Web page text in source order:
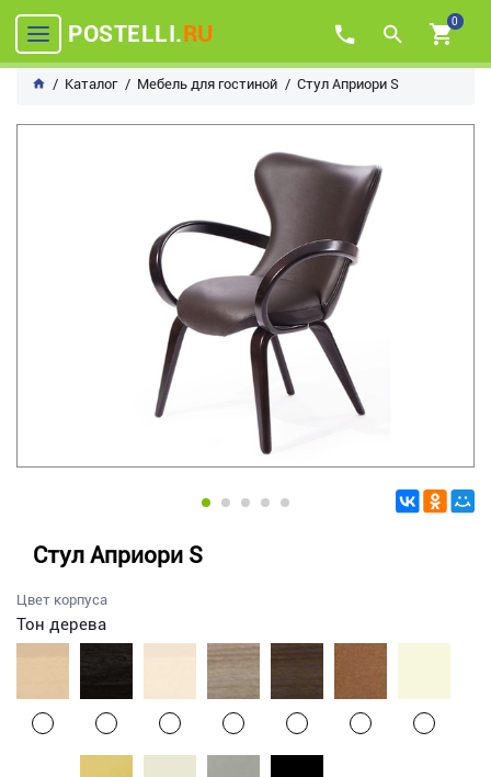
POSTELLI.RU 0
Каталог Мебель для гостиной Стул Априори S
Стул Априори S
Цвет корпуса
Тон дерева